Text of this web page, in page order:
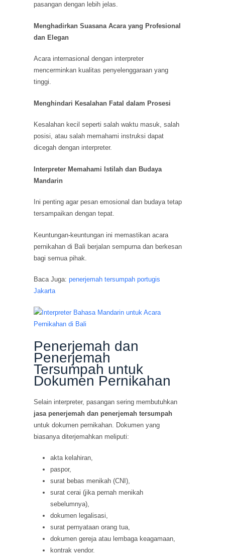
pasangan dengan lebih jelas.
Menghadirkan Suasana Acara yang Profesional
dan Elegan
Acara internasional dengan interpreter
mencerminkan kualitas penyelenggaraan yang
tinggi.
Menghindari Kesalahan Fatal dalam Prosesi
Kesalahan kecil seperti salah waktu masuk, salah
posisi, atau salah memahami instruksi dapat
dicegah dengan interpreter.
Interpreter Memahami Istilah dan Budaya
Mandarin
Ini penting agar pesan emosional dan budaya tetap
tersampaikan dengan tepat.
Keuntungan-keuntungan ini memastikan acara
pernikahan di Bali berjalan sempurna dan berkesan
bagi semua pihak.
Baca Juga:penerjemah tersumpah portugis
Jakarta
Penerjemah dan
Penerjemah
Tersumpah untuk
Dokumen Pernikahan
Selain interpreter, pasangan sering membutuhkan
jasa penerjemah dan penerjemah tersumpah
untuk dokumen pernikahan. Dokumen yang
biasanya diterjemahkan meliputi:
akta kelahiran,
paspor,
surat bebas menikah (CNI),
surat cerai (jika pernah menikah
sebelumnya),
dokumen legalisasi,
surat pernyataan orang tua,
dokumen gereja atau lembaga keagamaan,
kontrak vendor.